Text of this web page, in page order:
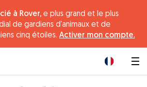
à Rover, e plus grand et le plus
de gardiens d'animaux et de
cinq étoiles. Activer mon compte.